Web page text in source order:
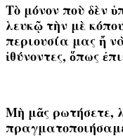
Τὸ μόνον ποὺ δὲν
λευκῷ τὴν μὲ
περιουσία μας ἤ
ἰθύνοντες, ὅπως
Μὴ μᾶς ρωτήσετε,